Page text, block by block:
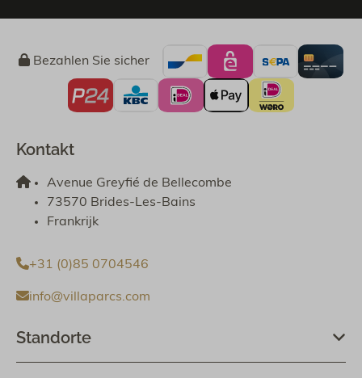
Bezahlen Sie sicher
Kontakt
Avenue Greyfié de Bellecombe
73570 Brides-Les-Bains
Frankrijk
+31 (0)85 0704546
info@villaparcs.com
Standorte